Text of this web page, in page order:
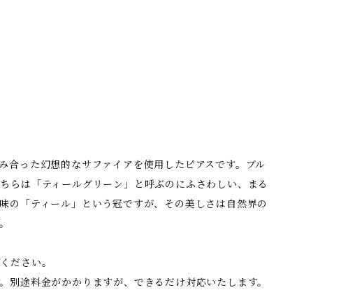
合った幻想的なサファイアを使用したピアスです。ブル
らは「ティールグリーン」と呼ぶのにふさわしい、まる
の「ティール」という冠ですが、その美しさは自然界の
ださい。
途料金がかかりますが、できるだけ対応いたします。